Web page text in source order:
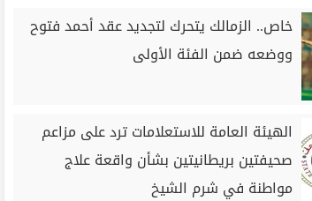
خاص.. الزمالك يتحرك لتجديد عقد أحمد فتوح
ووضعه ضمن الفئة الأولى
الهيئة العامة للاستعلامات ترد على مزاعم
صحيفتين بريطانيتين بشأن واقعة علاج
مواطنة في شرم الشيخ